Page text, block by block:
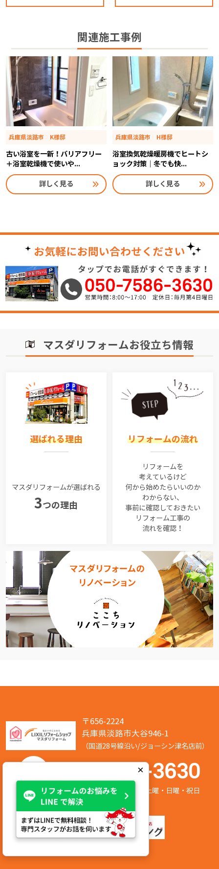
関連施工事例
兵庫県淡路市 K様邸
古い浴室を一新！バリアフリー
＋浴室乾燥機で使いや...
詳しく見る
兵庫県淡路市 H様邸
浴室換気乾燥暖房機でヒートシ
ョック対策｜冬でも快...
詳しく見る
マスダリフォームお役立ち情報
選ばれる理由
マスダリフォームが選ばれる
3つの理由
リフォームの流れ
リフォームを
考えているけど
何から始めたらいいのか
わからない、
事前に確認しておきたい
リフォーム工事の
流れを確認！
〒656-2224
兵庫県淡路市大谷946-1
（国道28号線沿い/ジョーシン津名店前）
050-7586-3630
営業時間:8:00～17:00 定休日:第2/第4土曜・日曜・祝日
×